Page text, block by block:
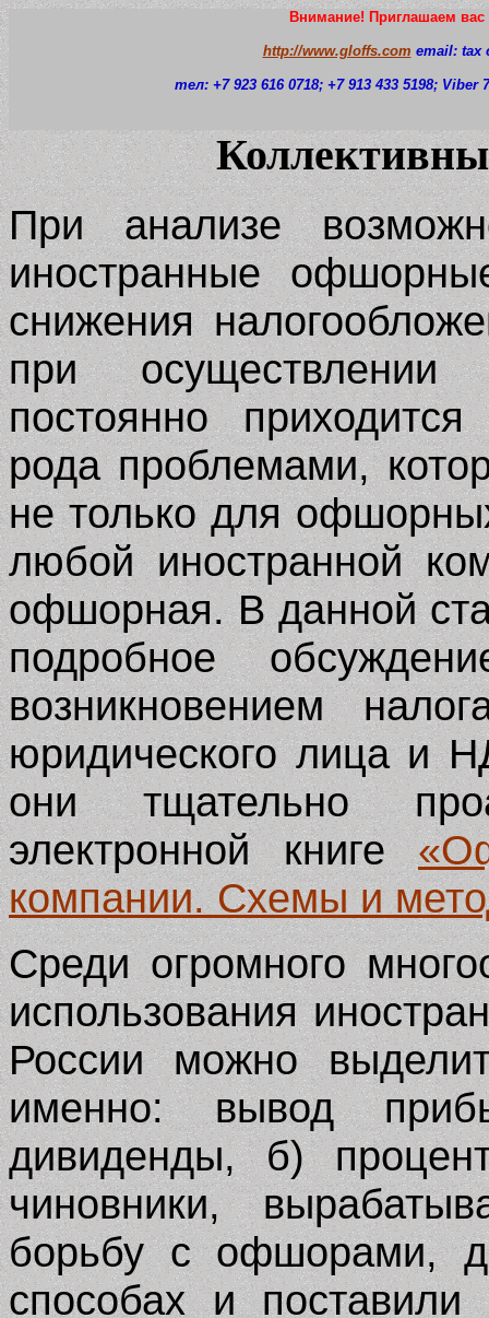
Внимание! Приглашаем
http://www.gloffs.com email: tax
тел: +7 923 616 0718; +7 913 433 5198; Viber
При анализе
иностранные
снижения
при
постоянно
рода проблемами,
не только для
любой иностранной
офшорная. В данной
подробное
возникновением
юридического лица и
они тщательно
электронной книге
компании. Схемы и
Среди огромного
использования
России можно
именно: вывод
дивиденды, б)
чиновники,
борьбу с офшорами,
способах и поставили